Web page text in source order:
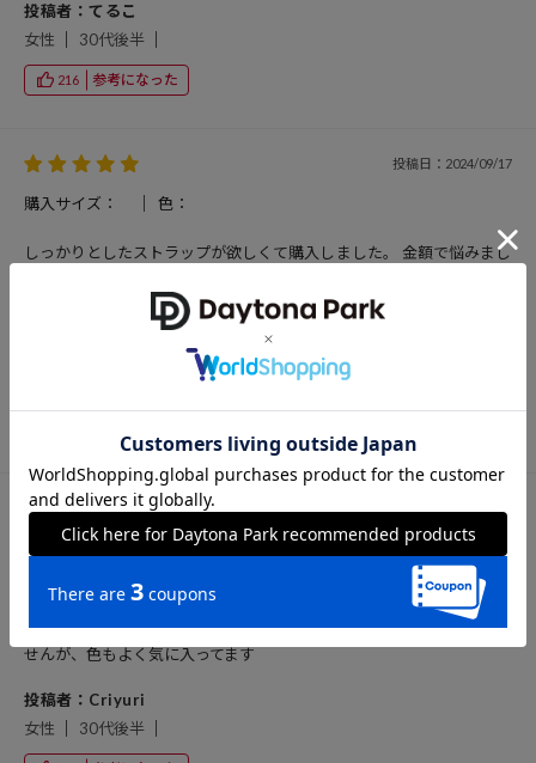
投稿者：てるこ
女性
30代後半
216 参考になった
投稿日：2024/09/17
購入サイズ： 色：
しっかりとしたストラップが欲しくて購入しました。 金額で悩みまし
ンダーをチョイスしました。 とても可愛くてお気に入りです。
購入サイズ：
ストラップ自体は軽く、丈夫で、スマホを斜めがけしても肩がいたく
なる感じがなく良かったです。長時間かけてると痛くなるかもしれま
せんが、色もよく気に入ってます
投稿者：Criyuri
女性
30代後半